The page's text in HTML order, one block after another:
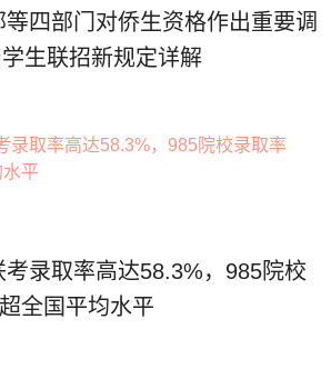
四部门对侨生资格作出重要调
生联招新规定详解
录取率高达58.3%，985院校
全国平均水平